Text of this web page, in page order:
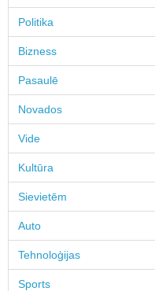
Politika
Bizness
Pasaulē
Novados
Vide
Kultūra
Sievietēm
Auto
Tehnoloģijas
Sports